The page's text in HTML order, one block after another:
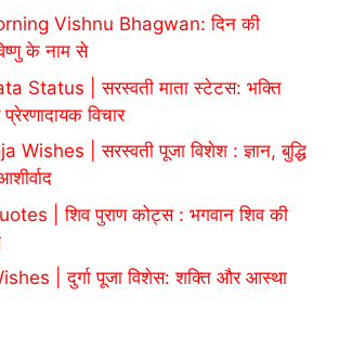
Vishnu Bhagwan: दिन की
के नाम से
Status | सरस्वती माता स्टेटस: भक्ति
विचार
| सरस्वती पूजा विशेश : ज्ञान, बुद्धि
| शिव पुराण कोट्स : भगवान शिव की
| दुर्गा पूजा विशेस: शक्ति और आस्था